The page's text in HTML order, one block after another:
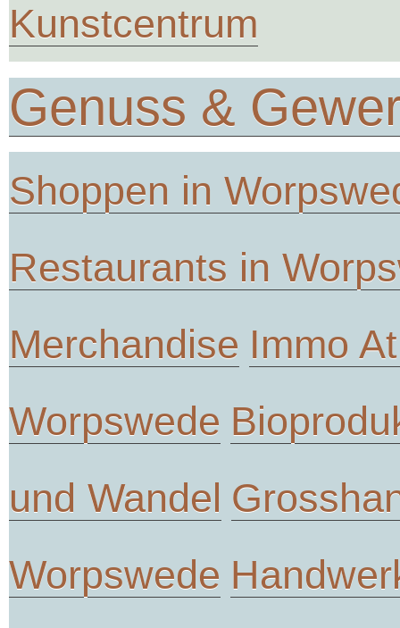
Kunstcentrum
Genuss &
Shoppen in
Restaurants in
Merchandise Immo
Worpswede
und Wandel
Worpswede